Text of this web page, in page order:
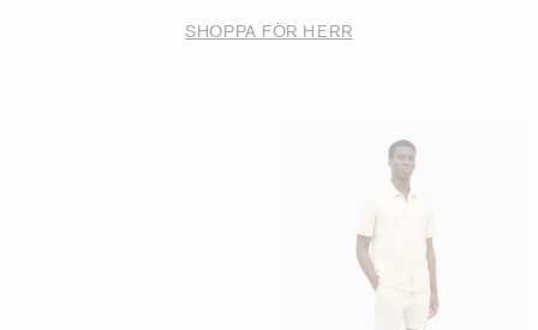
SHOPPA FÖR HERR